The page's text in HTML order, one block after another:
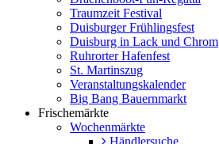
Traumzeit Festival
Duisburger Frühlingsfest
Duisburg in Lack und Chrom
Ruhrorter Hafenfest
St. Martinszug
Veranstaltungskalender
Big Bang Bauernmarkt
Frischemärkte
Wochenmärkte
Händlersuche